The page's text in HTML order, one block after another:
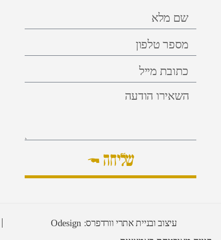
שליחה ←
עיצוב ובניית אתרי וורדפרס: Odesign